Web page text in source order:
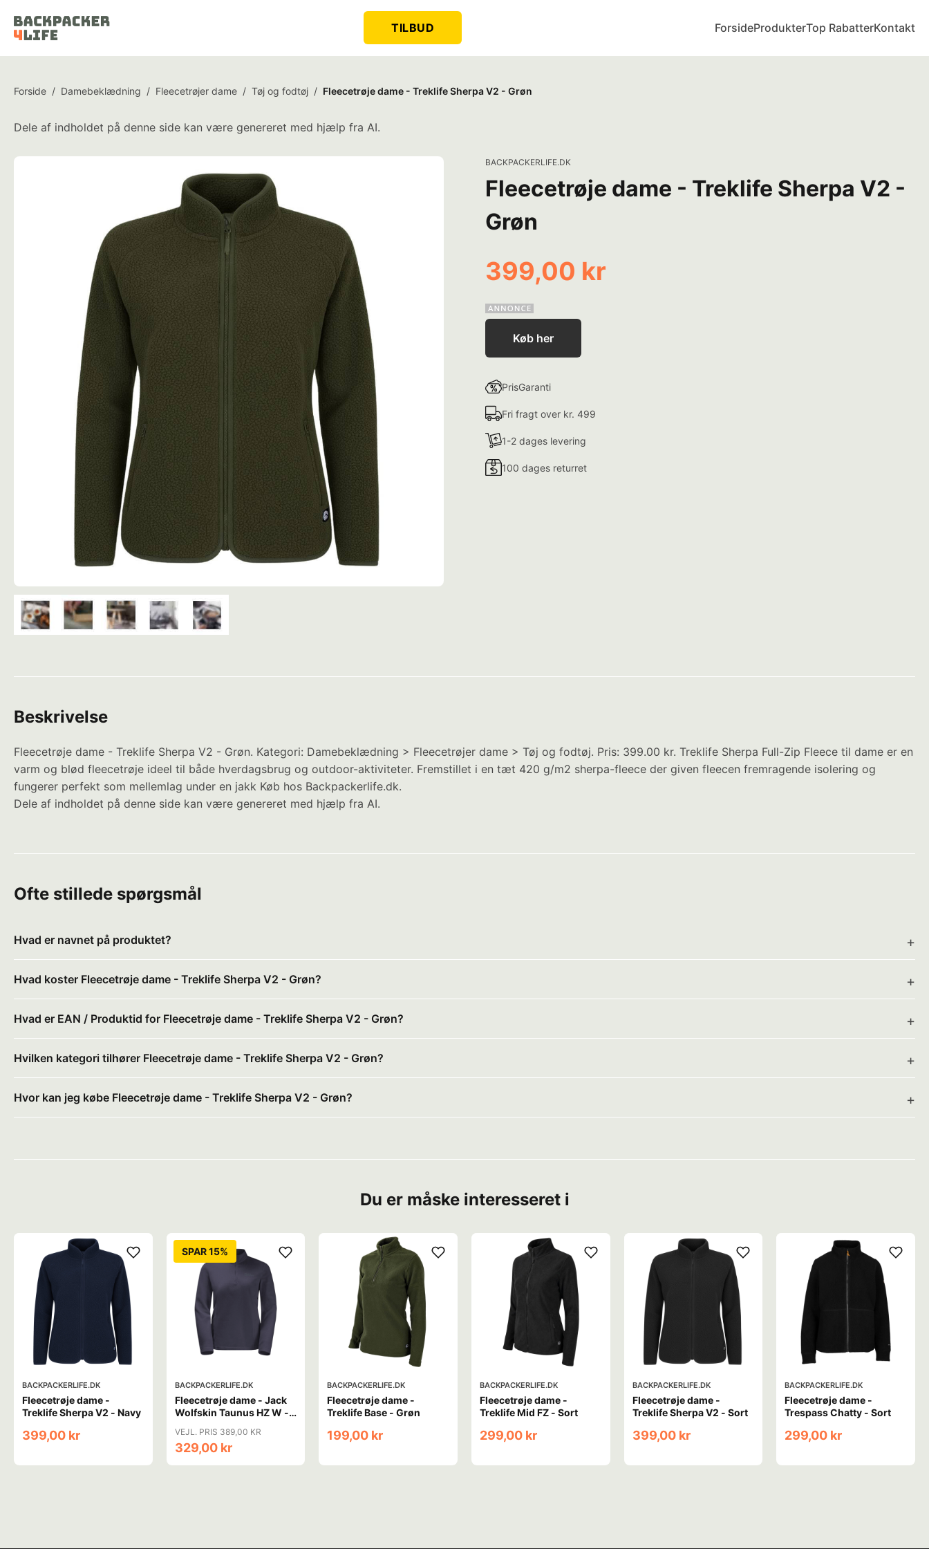
TILBUD ForsideProdukterTop RabatterKontakt
Forside / Damebeklædning / Fleecetrøjer dame / Tøj og fodtøj / Fleecetrøje dame - Treklife Sherpa V2 - Grøn
Dele af indholdet på denne side kan være genereret med hjælp fra AI.
BACKPACKERLIFE.DK
Fleecetrøje dame - Treklife Sherpa V2 -
Grøn
399,00 kr
Køb her
PrisGaranti
Fri fragt over kr. 499
1-2 dages levering
100 dages returret
Beskrivelse
Fleecetrøje dame - Treklife Sherpa V2 - Grøn. Kategori: Damebeklædning > Fleecetrøjer dame > Tøj og fodtøj. Pris: 399.00 kr. Treklife Sherpa Full-Zip Fleece til dame er en
varm og blød fleecetrøje ideel til både hverdagsbrug og outdoor-aktiviteter. Fremstillet i en tæt 420 g/m2 sherpa-fleece der given fleecen fremragende isolering og
fungerer perfekt som mellemlag under en jakk Køb hos Backpackerlife.dk.
Dele af indholdet på denne side kan være genereret med hjælp fra AI.
Ofte stillede spørgsmål
Hvad er navnet på produktet?
Hvad koster Fleecetrøje dame - Treklife Sherpa V2 - Grøn?
Hvad er EAN / Produktid for Fleecetrøje dame - Treklife Sherpa V2 - Grøn?
Hvilken kategori tilhører Fleecetrøje dame - Treklife Sherpa V2 - Grøn?
Hvor kan jeg købe Fleecetrøje dame - Treklife Sherpa V2 - Grøn?
Du er måske interesseret i
BACKPACKERLIFE.DK
Fleecetrøje dame -
Treklife Sherpa V2 - Navy
399,00 kr
SPAR 15%
BACKPACKERLIFE.DK
Fleecetrøje dame - Jack
Wolfskin Taunus HZ W -
VEJL. PRIS 389,00 KR
329,00 kr
BACKPACKERLIFE.DK
Fleecetrøje dame -
Treklife Base - Grøn
199,00 kr
BACKPACKERLIFE.DK
Fleecetrøje dame -
Treklife Mid FZ - Sort
299,00 kr
BACKPACKERLIFE.DK
Fleecetrøje dame -
Treklife Sherpa V2 - Sort
399,00 kr
BACKPACKERLIFE.DK
Fleecetrøje dame -
Trespass Chatty - Sort
299,00 kr